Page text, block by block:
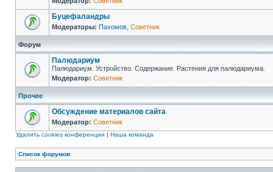
Буцефаландры
Модераторы: Пахомов Советник
Форум
Палюдариум
Палюдариум. Устройство. Содержание. Растения для палюдариума.
Модератор: Советник
Прочее
Обсуждение материалов сайта
Модератор: Советник
Удалить cookies конференции | Наша команда
Список форумов